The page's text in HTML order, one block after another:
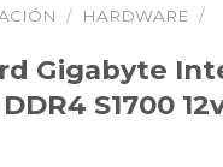
/ HARDWARE /
Gigabyte
S1700